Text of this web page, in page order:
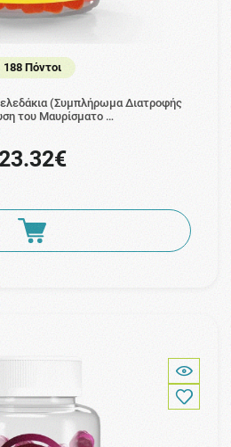
188 Πόντοι
(Συμπλήρωμα Διατροφής
του Μαυρίσματο …
23.32€